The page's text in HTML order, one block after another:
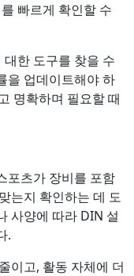
빠르게 확인할 수
한 도구를 찾을 수
을 업데이트해야 하
명확하며 필요할 때
포츠가 장비를 포함
는지 확인하는 데 도
사양에 따라 DIN 설
.
이고, 활동 자체에 더